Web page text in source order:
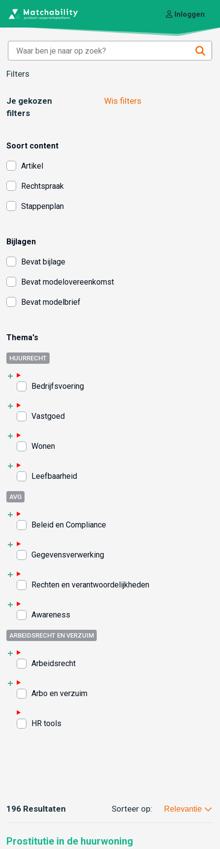
Inloggen
Filters
Je gekozen
filters
Wis filters
Soort content
Artikel
Rechtspraak
Stappenplan
Bijlagen
Bevat bijlage
Bevat modelovereenkomst
Bevat modelbrief
Thema's
HUURRECHT
Bedrijfsvoering
Vastgoed
Wonen
Leefbaarheid
AVG
Beleid en Compliance
Gegevensverwerking
Rechten en verantwoordelijkheden
Awareness
ARBEIDSRECHT EN VERZUIM
Arbeidsrecht
Arbo en verzuim
HR tools
196 Resultaten Sorteer op: Relevantie
Prostitutie in de huurwoning